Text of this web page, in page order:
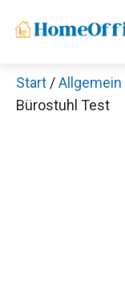
Inhalt
Start /Allgemein
Bürostuhl Test